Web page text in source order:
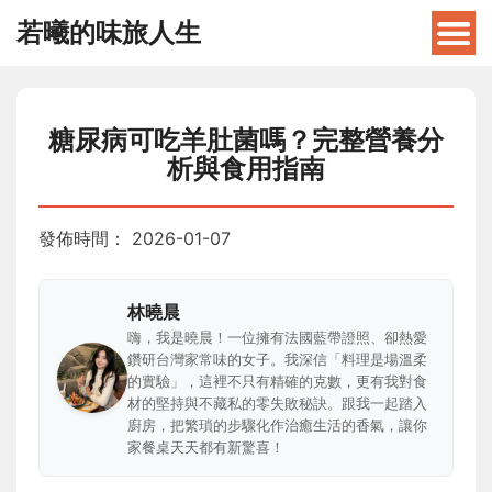
若曦的味旅人生
糖尿病可吃羊肚菌嗎？完整營養分
析與食用指南
發佈時間： 2026-01-07
林曉晨
嗨，我是曉晨！一位擁有法國藍帶證照、卻熱愛
鑽研台灣家常味的女子。我深信「料理是場溫柔
的實驗」，這裡不只有精確的克數，更有我對食
材的堅持與不藏私的零失敗秘訣。跟我一起踏入
廚房，把繁瑣的步驟化作治癒生活的香氣，讓你
家餐桌天天都有新驚喜！